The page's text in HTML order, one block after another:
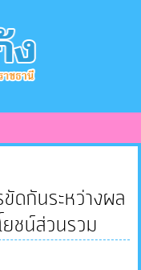
ดกันระหว่างผล
ชน์ส่วนรวม